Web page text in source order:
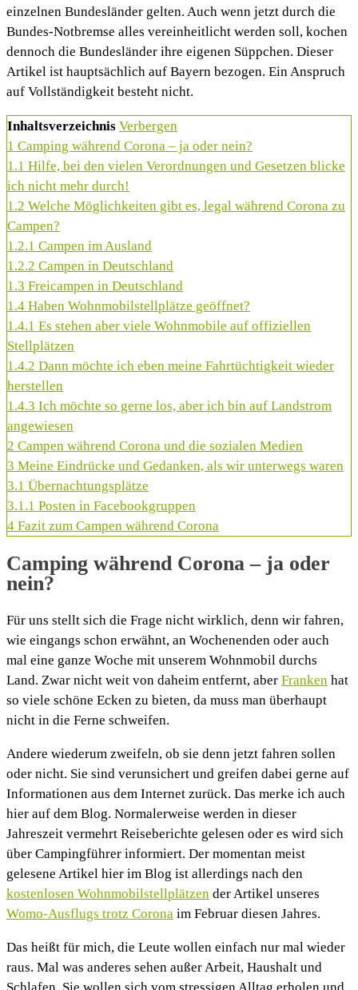
einzelnen Bundesländer gelten. Auch wenn jetzt durch die
Bundes-Notbremse alles vereinheitlicht werden soll, kochen
dennoch die Bundesländer ihre eigenen Süppchen. Dieser
Artikel ist hauptsächlich auf Bayern bezogen. Ein Anspruch
auf Vollständigkeit besteht nicht.
Inhaltsverzeichnis Verbergen
1 Camping während Corona – ja oder nein?
1.1 Hilfe, bei den vielen Verordnungen und Gesetzen blicke
ich nicht mehr durch!
1.2 Welche Möglichkeiten gibt es, legal während Corona zu
Campen?
1.2.1 Campen im Ausland
1.2.2 Campen in Deutschland
1.3 Freicampen in Deutschland
1.4 Haben Wohnmobilstellplätze geöffnet?
1.4.1 Es stehen aber viele Wohnmobile auf offiziellen
Stellplätzen
1.4.2 Dann möchte ich eben meine Fahrtüchtigkeit wieder
herstellen
1.4.3 Ich möchte so gerne los, aber ich bin auf Landstrom
angewiesen
2 Campen während Corona und die sozialen Medien
3 Meine Eindrücke und Gedanken, als wir unterwegs waren
3.1 Übernachtungsplätze
3.1.1 Posten in Facebookgruppen
4 Fazit zum Campen während Corona
Camping während Corona – ja oder
nein?
Für uns stellt sich die Frage nicht wirklich, denn wir fahren,
wie eingangs schon erwähnt, an Wochenenden oder auch
mal eine ganze Woche mit unserem Wohnmobil durchs
Land. Zwar nicht weit von daheim entfernt, aber Franken hat
so viele schöne Ecken zu bieten, da muss man überhaupt
nicht in die Ferne schweifen.
Andere wiederum zweifeln, ob sie denn jetzt fahren sollen
oder nicht. Sie sind verunsichert und greifen dabei gerne auf
Informationen aus dem Internet zurück. Das merke ich auch
hier auf dem Blog. Normalerweise werden in dieser
Jahreszeit vermehrt Reiseberichte gelesen oder es wird sich
über Campingführer informiert. Der momentan meist
gelesene Artikel hier im Blog ist allerdings nach den
kostenlosen Wohnmobilstellplätzen der Artikel unseres
Womo-Ausflugs trotz Corona im Februar diesen Jahres.
Das heißt für mich, die Leute wollen einfach nur mal wieder
raus. Mal was anderes sehen außer Arbeit, Haushalt und